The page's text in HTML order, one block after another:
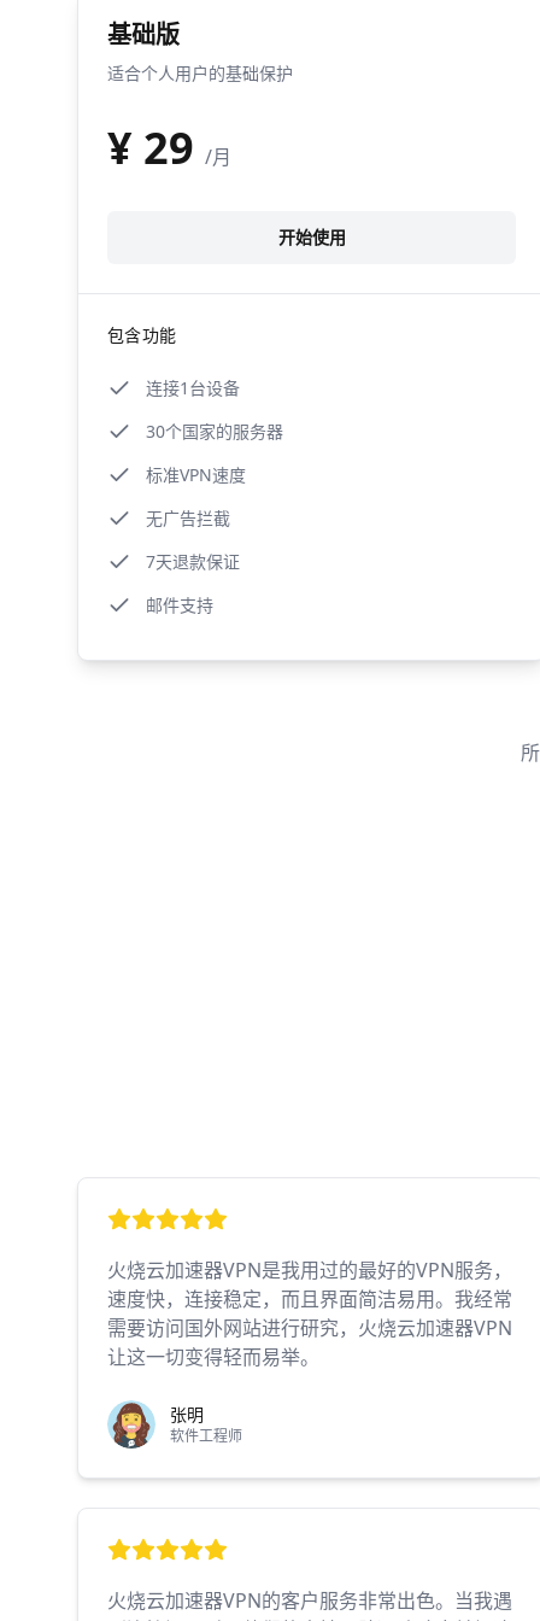
基础版
适合个人用户的基础保护
¥ 29 /月
开始使用
包含功能
连接1台设备
30个国家的服务器
标准VPN速度
无广告拦截
7天退款保证
邮件支持
火烧云加速器VPN是我用过的最好的VPN服务，
速度快，连接稳定，而且界面简洁易用。我经常
需要访问国外网站进行研究，火烧云加速器VPN
让这一切变得轻而易举。
张明
软件工程师
火烧云加速器VPN的客户服务非常出色。当我遇